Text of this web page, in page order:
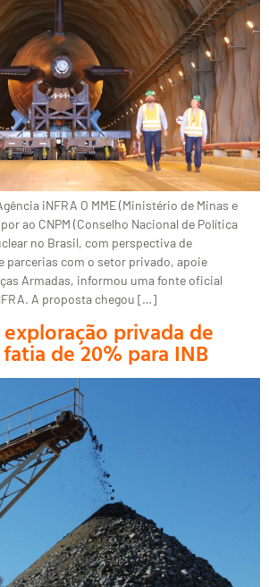
iNFRA O MME (Ministério de Minas e
ao CNPM (Conselho Nacional de Política
no Brasil, com perspectiva de
parcerias com o setor privado, apoie
Armadas, informou uma fonte oficial
A proposta chegou […]
privada de
de 20% para INB